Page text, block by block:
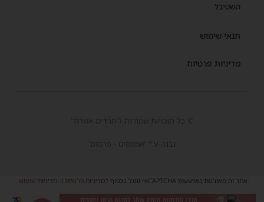
השטיבל
תנאי שימוש
מדיניות פרטיות
© כל הזכויות שמורות ל'חרדים אשדוד'
נבנה ע"י 'אמפסיס - פרסום'
אתר זה מאובטח באמצעות reCAPTCHA וגוגל בכפוף למדיניות פרטיות ו-מדיניות שימוש